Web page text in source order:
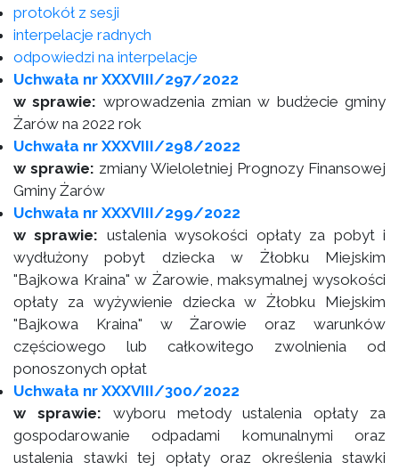
protokół z sesji
interpelacje radnych
odpowiedzi na interpelacje
Uchwała nr XXXVIII/297/2022
w sprawie: wprowadzenia zmian w budżecie gminy
Żarów na 2022 rok
Uchwała nr XXXVIII/298/2022
w sprawie: zmiany Wieloletniej Prognozy Finansowej
Gminy Żarów
Uchwała nr XXXVIII/299/2022
w sprawie: ustalenia wysokości opłaty za pobyt i
wydłużony pobyt dziecka w Żłobku Miejskim
"Bajkowa Kraina" w Żarowie, maksymalnej wysokości
opłaty za wyżywienie dziecka w Żłobku Miejskim
"Bajkowa Kraina" w Żarowie oraz warunków
częściowego lub całkowitego zwolnienia od
ponoszonych opłat
Uchwała nr XXXVIII/300/2022
w sprawie: wyboru metody ustalenia opłaty za
gospodarowanie odpadami komunalnymi oraz
ustalenia stawki tej opłaty oraz określenia stawki